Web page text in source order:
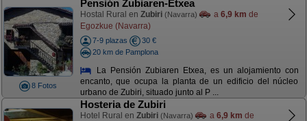
8 Fotos
Pensión Zubiaren-Etxea
Hostal Rural en Zubiri (Navarra) a 6,9 km de
Egozkue (Navarra)
7-9 plazas
30 €
20 km de Pamplona
La Pensión Zubiaren Etxea, es un alojamiento con
encanto, que ocupa la planta de un edificio del núcleo
urbano de Zubiri, situado junto al P ...
Hosteria de Zubiri
Hotel Rural en Zubiri (Navarra) a 6,9 km de